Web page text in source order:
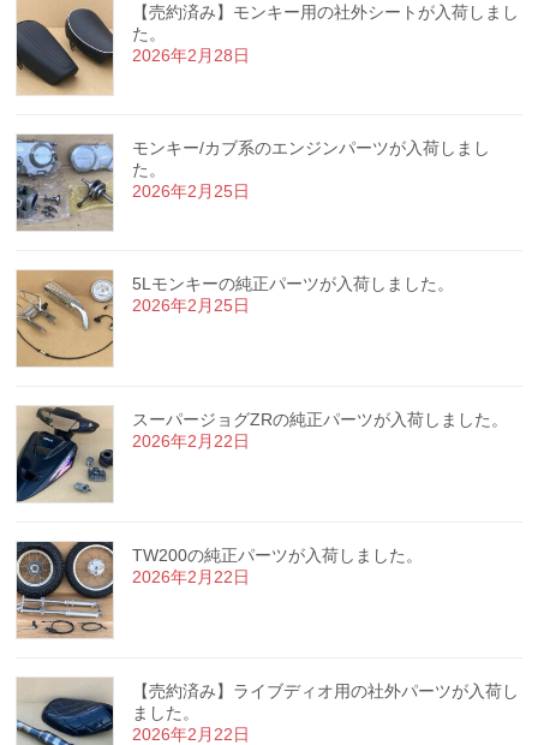
【売約済み】モンキー用の社外シートが入荷しまし
た。
2026年2月28日
モンキー/カブ系のエンジンパーツが入荷しまし
た。
2026年2月25日
5Lモンキーの純正パーツが入荷しました。
2026年2月25日
スーパージョグZRの純正パーツが入荷しました。
2026年2月22日
TW200の純正パーツが入荷しました。
2026年2月22日
【売約済み】ライブディオ用の社外パーツが入荷し
ました。
2026年2月22日